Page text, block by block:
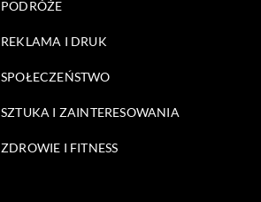
PODRÓŻE
REKLAMA I DRUK
SPOŁECZEŃSTWO
SZTUKA I ZAINTERESOWANIA
ZDROWIE I FITNESS